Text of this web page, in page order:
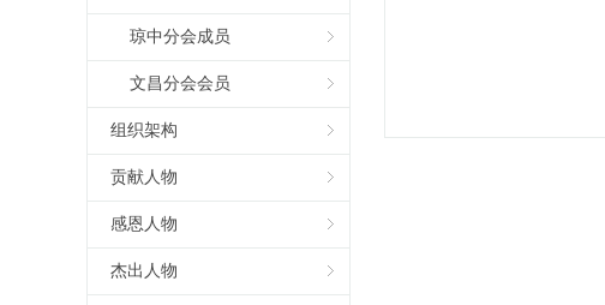
琼中分会成员
文昌分会会员
组织架构
贡献人物
感恩人物
杰出人物